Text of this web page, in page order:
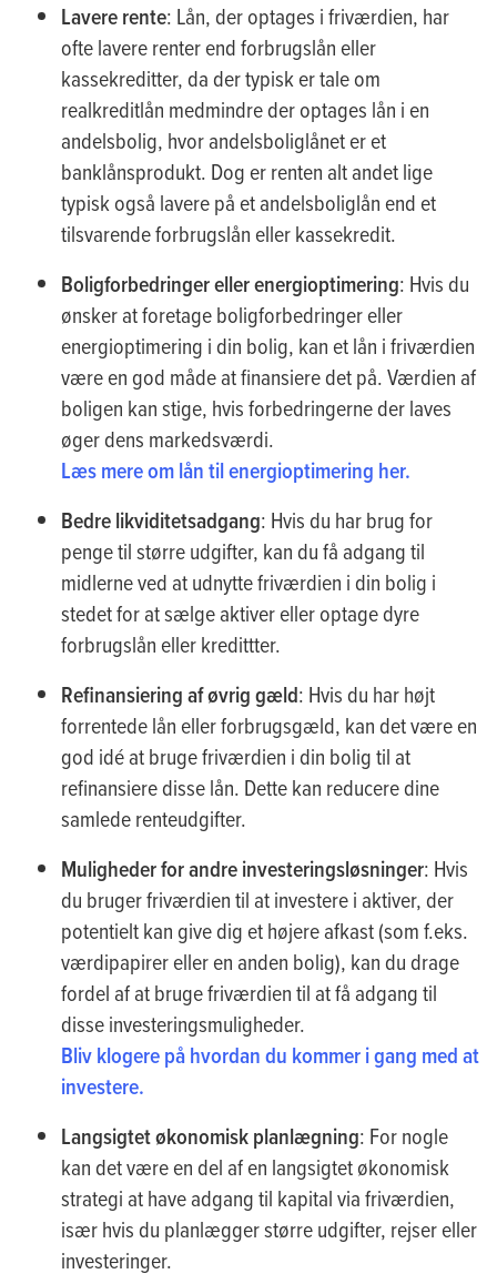
Lavere rente: Lån, der optages i friværdien, har
ofte lavere renter end forbrugslån eller
kassekreditter, da der typisk er tale om
realkreditlån medmindre der optages lån i en
andelsbolig, hvor andelsboliglånet er et
banklånsprodukt. Dog er renten alt andet lige
typisk også lavere på et andelsboliglån end et
tilsvarende forbrugslån eller kassekredit.
Boligforbedringer eller energioptimering: Hvis du
ønsker at foretage boligforbedringer eller
energioptimering i din bolig, kan et lån i friværdien
være en god måde at finansiere det på. Værdien af
boligen kan stige, hvis forbedringerne der laves
øger dens markedsværdi.
Læs mere om lån til energioptimering her.
Bedre likviditetsadgang: Hvis du har brug for
penge til større udgifter, kan du få adgang til
midlerne ved at udnytte friværdien i din bolig i
stedet for at sælge aktiver eller optage dyre
forbrugslån eller kredittter.
Refinansiering af øvrig gæld: Hvis du har højt
forrentede lån eller forbrugsgæld, kan det være en
god idé at bruge friværdien i din bolig til at
refinansiere disse lån. Dette kan reducere dine
samlede renteudgifter.
Muligheder for andre investeringsløsninger: Hvis
du bruger friværdien til at investere i aktiver, der
potentielt kan give dig et højere afkast (som f.eks.
værdipapirer eller en anden bolig), kan du drage
fordel af at bruge friværdien til at få adgang til
disse investeringsmuligheder.
Bliv klogere på hvordan du kommer i gang med at
investere.
Langsigtet økonomisk planlægning: For nogle
kan det være en del af en langsigtet økonomisk
strategi at have adgang til kapital via friværdien,
især hvis du planlægger større udgifter, rejser eller
investeringer.